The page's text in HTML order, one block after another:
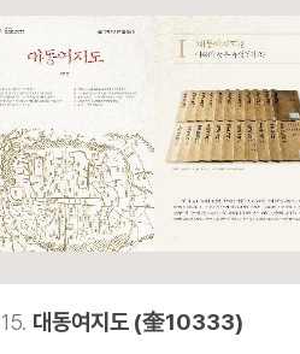
15. 대동여지도 (奎10333)